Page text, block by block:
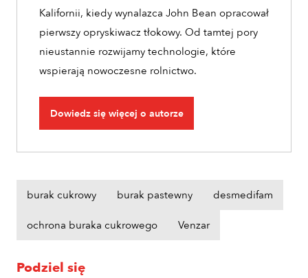
Kalifornii, kiedy wynalazca John Bean opracował
pierwszy opryskiwacz tłokowy. Od tamtej pory
nieustannie rozwijamy technologie, które
wspierają nowoczesne rolnictwo.
Dowiedz się więcej o autorze
burak cukrowy burak pastewny desmedifam
ochrona buraka cukrowego Venzar
Podziel się